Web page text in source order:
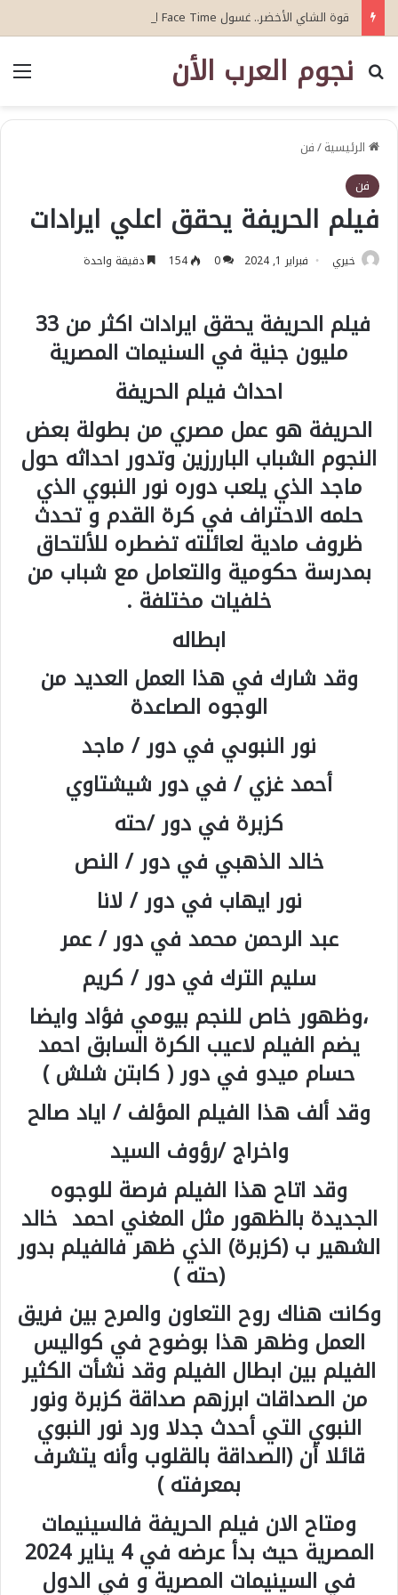
نجوم العرب الأن
بحث عن
الرئيسية/فن
فن
فيلم الحريفة يحقق اعلي ايرادات
خيري فبراير 1, 2024 0
154 دقيقة واحدة
مليون جنية في السنيمات المصرية
احداث فيلم الحريفة
الحريفة هو عمل مصري من بطولة بعض
النجوم الشباب الباررزين وتدور احداثه حول
ماجد الذي يلعب دوره نور النبوي الذي
حلمه الاحتراف في كرة القدم و تحدث
ظروف مادية لعائلته تضطره للألتحاق
بمدرسة حكومية والتعامل مع شباب من
خلفيات مختلفة .
ابطاله
وقد شارك في هذا العمل العديد من
الوجوه الصاعدة
نور النبوىي في دور / ماجد
أحمد غزي / في دور شيشتاوي
كزبرة في دور /حته
خالد الذهبي في دور / النص
نور ايهاب في دور / لانا
عبد الرحمن محمد في دور / عمر
سليم الترك في دور / كريم
،وظهور خاص للنجم بيومي فؤاد وايضا
يضم الفيلم لاعيب الكرة السابق احمد
حسام ميدو في دور ( كابتن شلش )
وقد ألف هذا الفيلم المؤلف / اياد صالح
واخراج /رؤوف السيد
وقد اتاح هذا الفيلم فرصة للوجوه
الجديدة بالظهور مثل المغني احمد خالد
الشهير ب (كزبرة) الذي ظهر فالفيلم بدور
(حته )
وكانت هناك روح التعاون والمرح بين فريق
العمل وظهر هذا بوضوح في كواليس
الفيلم بين ابطال الفيلم وقد نشأت الكثير
من الصداقات ابرزهم صداقة كزبرة ونور
النبوي التي أحدث جدلا ورد نور النبوي
قائلا أن (الصداقة بالقلوب وأنه يتشرف
بمعرفته )
ومتاح الان فيلم الحريفة فالسينيمات
المصرية حيث بدأ عرضه في 4 يناير 2024
في السينيمات المصرية و في الدول